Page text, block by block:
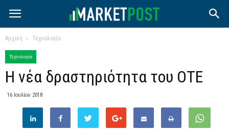
Αρχική Τεχνολογία
Τεχνολογία
Η νέα δραστηριότητα του ΟΤΕ
16 Ιουλίου 2018